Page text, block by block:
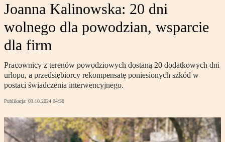
Joanna Kalinowska: 20 dni
wolnego dla powodzian, wsparcie
dla firm
Pracownicy z terenów powodziowych dostaną 20 dodatkowych dni
urlopu, a przedsiębiorcy rekompensatę poniesionych szkód w
postaci świadczenia interwencyjnego.
Publikacja: 03.10.2024 04:30